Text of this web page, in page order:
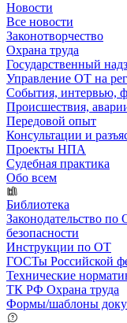
Новости
Все новости
Законотворчество
Охрана труда
Государственный
Управление ОТ на
События, интервью,
Происшествия,
Передовой опыт
Консультации и
Проекты НПА
Судебная практика
Обо всем
Библиотека
Законодательство
безопасности
Инструкции по ОТ
ГОСТы Российской
Технические
ТК РФ Охрана труда
Формы/шаблоны